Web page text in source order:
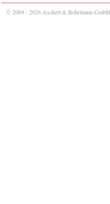
© 2009 - 2026 Aschert & Bohrmann